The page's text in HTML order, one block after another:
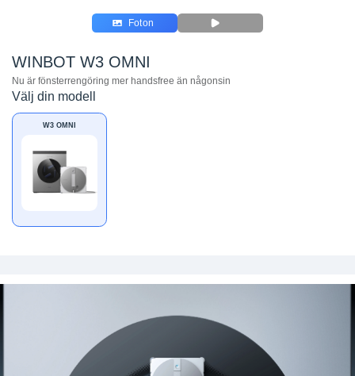
Foton
WINBOT W3 OMNI
Nu är fönsterrengöring mer handsfree än någonsin
Välj din modell
W3 OMNI